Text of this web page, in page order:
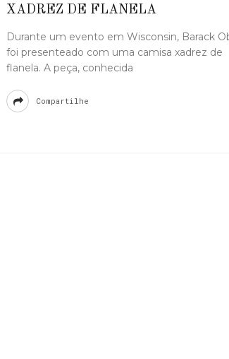
XADREZ DE FLANELA
Durante um evento em Wisconsin, Barack
foi presenteado com uma camisa xadrez de
flanela. A peça, conhecida
Compartilhe